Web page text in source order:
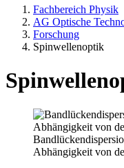
Fachbereich Physik
AG Optische
Forschung
Spinwellenoptik
Abhängigkeit von